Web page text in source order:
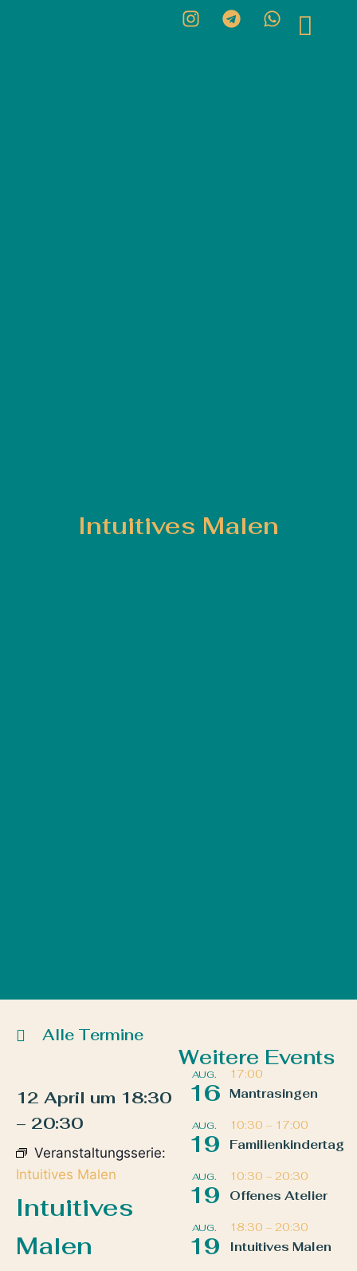
Intuitives Malen
Alle Termine
12 April um 18:30
– 20:30
Veranstaltungsserie:
Intuitives Malen
Intuitives
Malen
Weitere Events
AUG.
16
17:00
Mantrasingen
AUG.
19
10:30 – 17:00
Familienkindertag
AUG.
19
10:30 – 20:30
Offenes Atelier
AUG.
19
18:30 – 20:30
Intuitives Malen